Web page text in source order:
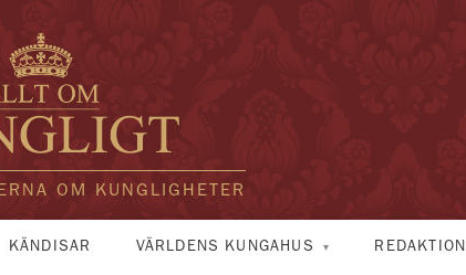
OM KUNGLIGHETER
KÄNDISAR VÄRLDENS KUNGAHUS REDAKTION